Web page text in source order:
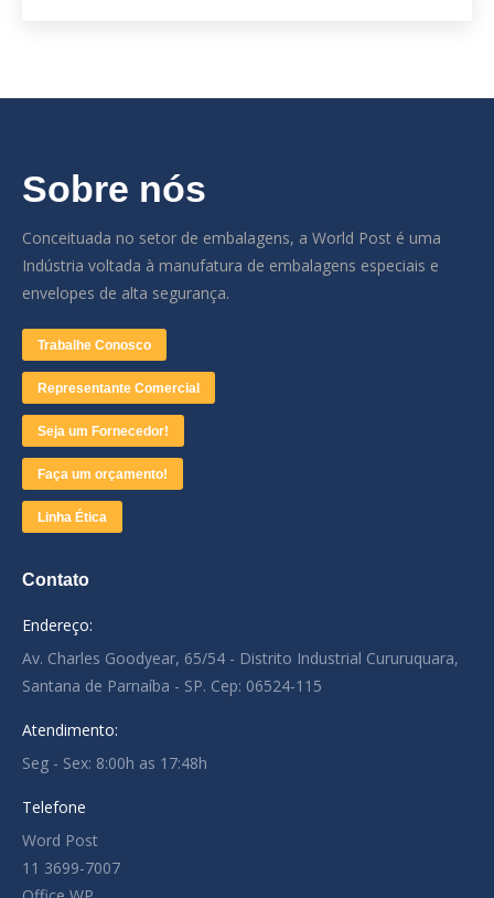
Sobre nós
Conceituada no setor de embalagens, a World Post é uma
Indústria voltada à manufatura de embalagens especiais e
envelopes de alta segurança.
Trabalhe Conosco
Representante Comercial
Seja um Fornecedor!
Faça um orçamento!
Linha Ética
Contato
Endereço:
Av. Charles Goodyear, 65/54 - Distrito Industrial Cururuquara,
Santana de Parnaíba - SP. Cep: 06524-115
Atendimento:
Seg - Sex: 8:00h as 17:48h
Telefone
Word Post
11 3699-7007